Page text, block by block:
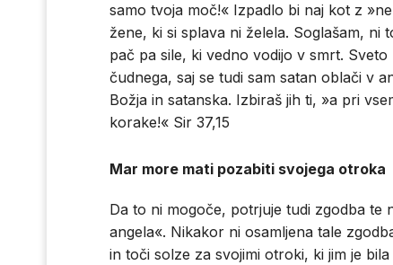
samo tvoja moč!« Izpadlo bi naj kot z
žene, ki si splava ni želela. Soglašam,
pač pa sile, ki vedno vodijo v smrt.
čudnega, saj se tudi sam satan oblači v
Božja in satanska. Izbiraš jih ti, »a pri
korake!« Sir 37,15
Mar more mati pozabiti svojega otroka
Da to ni mogoče, potrjuje tudi zgodba te
angela«. Nikakor ni osamljena tale
in toči solze za svojimi otroki, ki jim je